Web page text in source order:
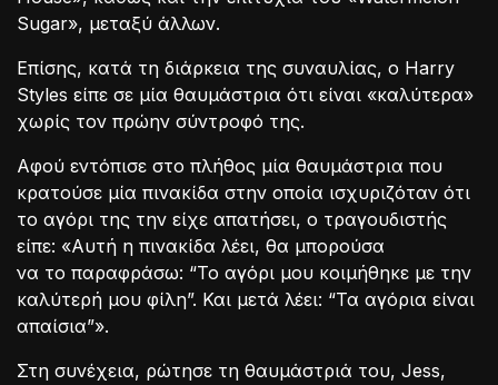
Sugar», μεταξύ άλλων.
Επίσης, κατά τη διάρκεια της συναυλίας, ο Harry
Styles είπε σε μία θαυμάστρια ότι είναι «καλύτερα»
χωρίς τον πρώην σύντροφό της.
Αφού εντόπισε στο πλήθος μία θαυμάστρια που
κρατούσε μία πινακίδα στην οποία ισχυριζόταν ότι
το αγόρι της την είχε απατήσει, ο τραγουδιστής
είπε: «Αυτή η πινακίδα λέει, θα μπορούσα
να το παραφράσω: “Το αγόρι μου κοιμήθηκε με την
καλύτερή μου φίλη”. Και μετά λέει: “Τα αγόρια είναι
απαίσια”».
Στη συνέχεια, ρώτησε τη θαυμάστριά του, Jess,